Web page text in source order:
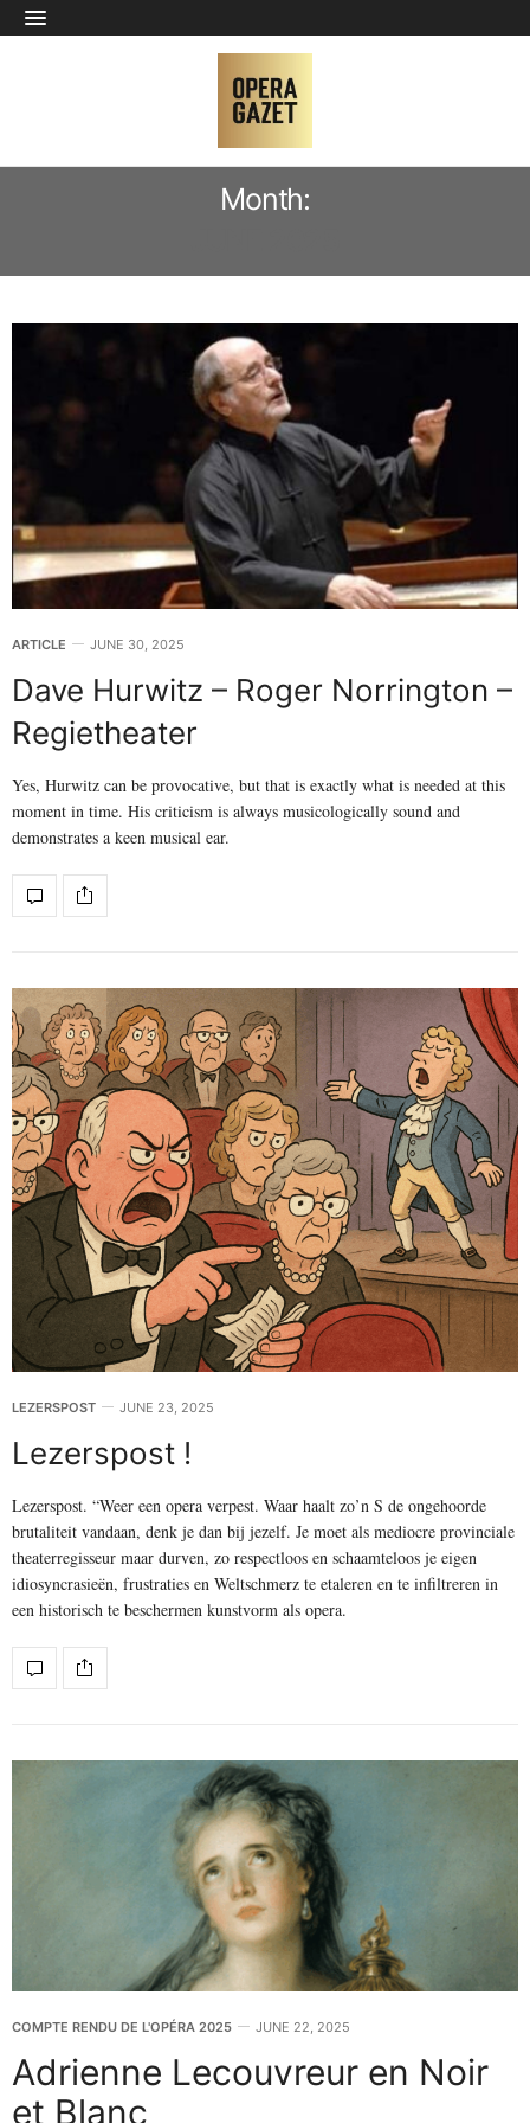
Month:
ARTICLE JUNE 30, 2025
Dave Hurwitz – Roger Norrington –
Regietheater
Yes, Hurwitz can be provocative, but that is exactly what is needed at this
moment in time. His criticism is always musicologically sound and
demonstrates a keen musical ear.
LEZERSPOST JUNE 23, 2025
Lezerspost !
Lezerspost. “Weer een opera verpest. Waar haalt zo’n S de ongehoorde
brutaliteit vandaan, denk je dan bij jezelf. Je moet als mediocre provinciale
theaterregisseur maar durven, zo respectloos en schaamteloos je eigen
idiosyncrasieën, frustraties en Weltschmerz te etaleren en te infiltreren in
een historisch te beschermen kunstvorm als opera.
COMPTE RENDU DE L'OPÉRA 2025 JUNE 22, 2025
Adrienne Lecouvreur en Noir
et Blanc